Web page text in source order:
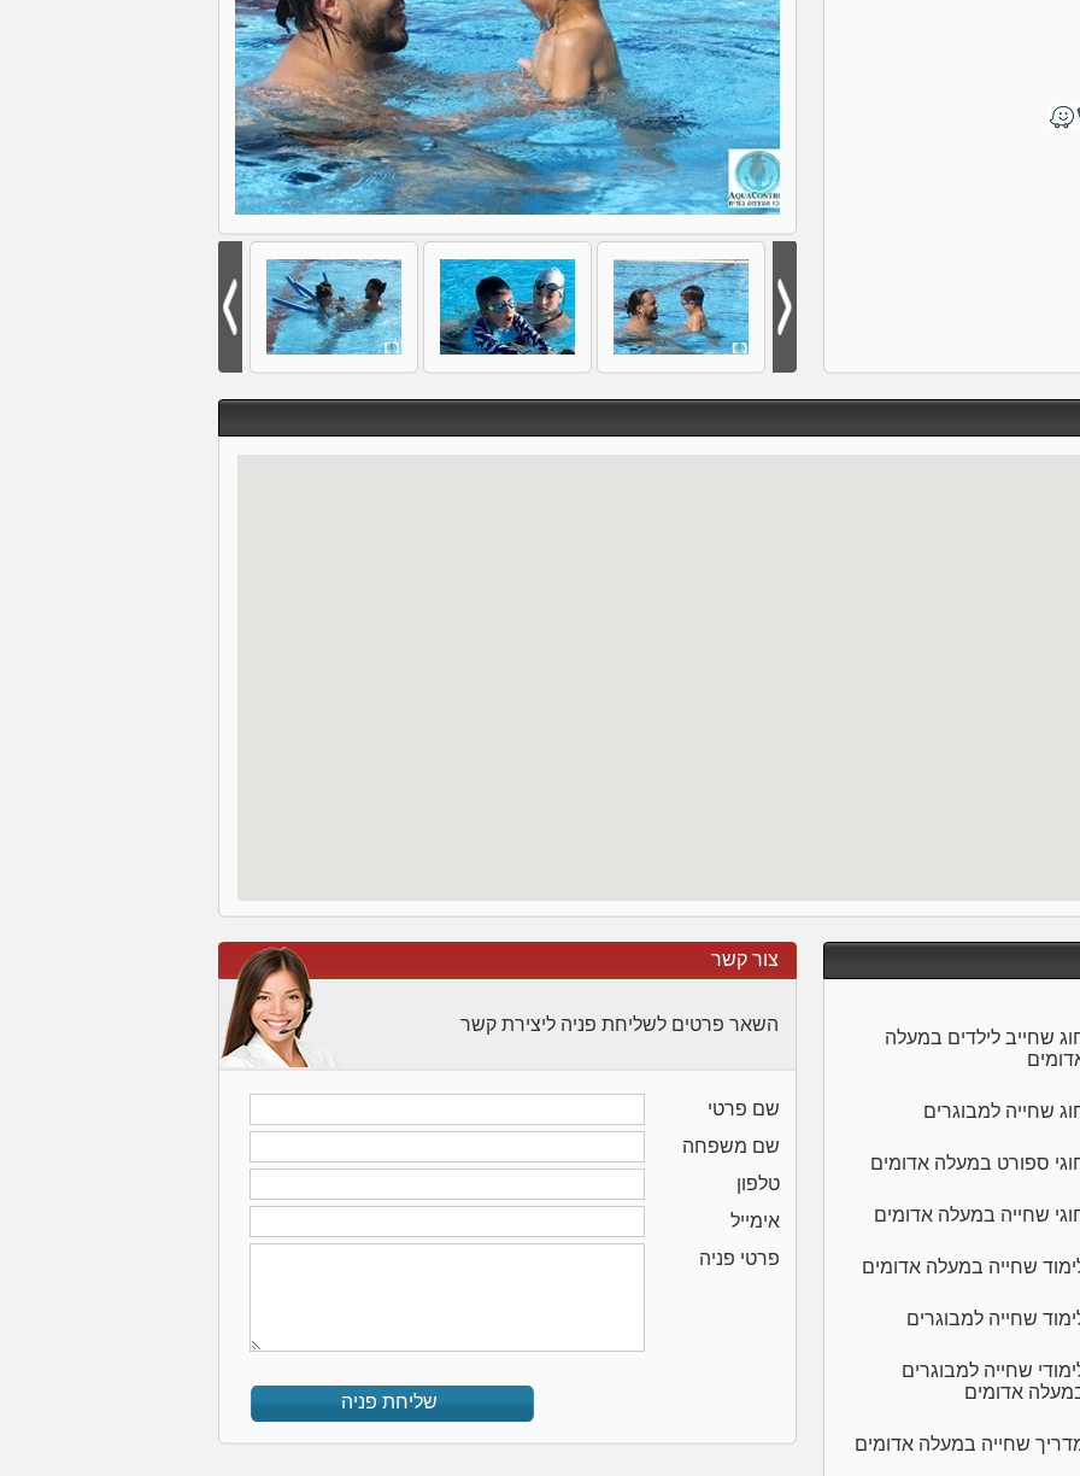
שחייב לילדים במעלה
שחייה למבוגרים
ספורט במעלה אדומים
שחייה במעלה אדומים
שחייה במעלה אדומים
שחייה למבוגרים
שחייה למבוגרים
אדומים
שחייה במעלה אדומים
צור קשר
שם פרטי
שם משפחה
טלפון
אימייל
פרטי פניה
השאר פרטים לשליחת פניה ליצירת קשר
שליחת פניה